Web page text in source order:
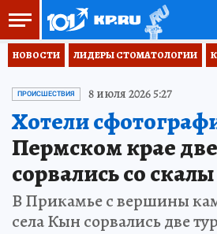
НОВОСТИ ЛИДЕРЫ СТОМАТОЛОГИИ
ПРОИСШЕСТВИЯ 8 июля 2026 5:27
Хотели
Пермском крае
сорвались со скалы
В Прикамье с вершины
села Кын сорвались две